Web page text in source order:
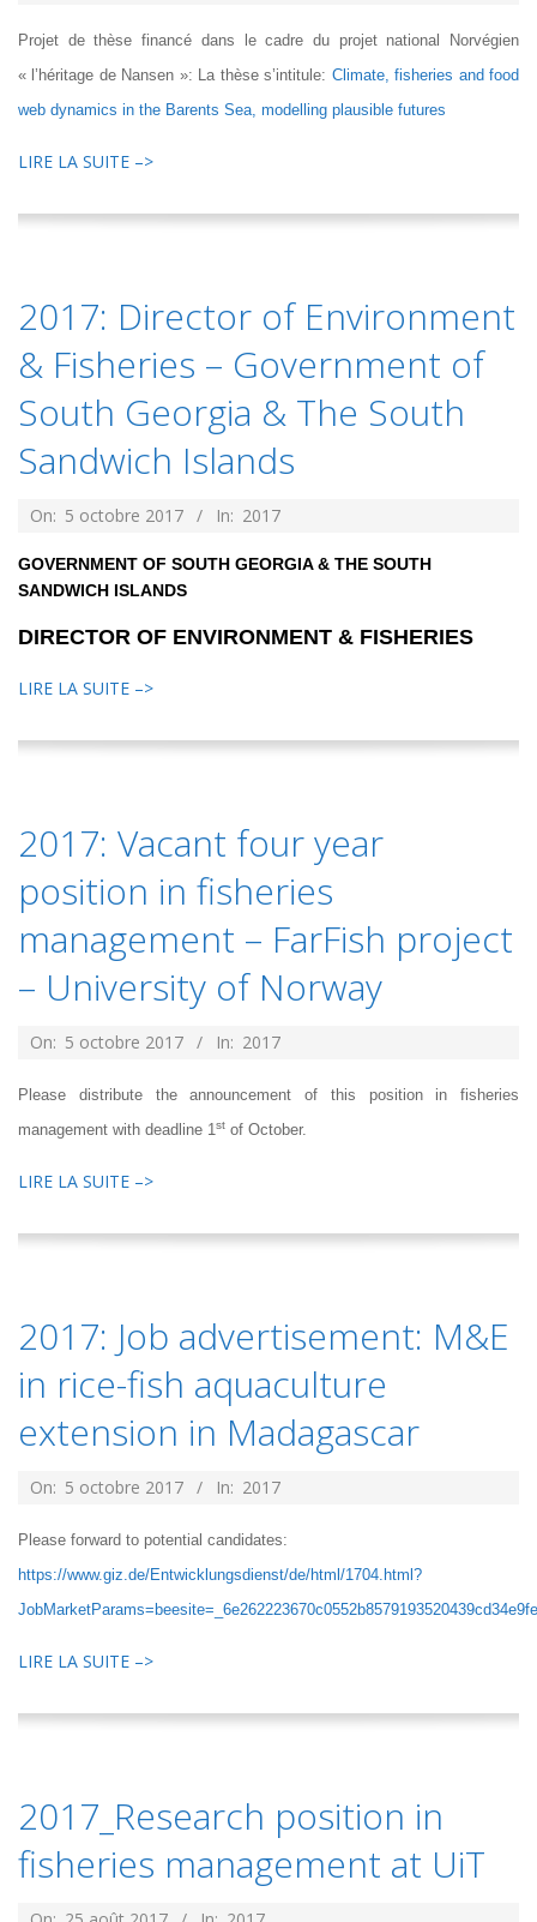
05
Projet de thèse financé dans le cadre du projet national Norvégien
« l’héritage de Nansen »: La thèse s’intitule: Climate, fisheries and food
web dynamics in the Barents Sea, modelling plausible futures
LIRE LA SUITE –>
2017: Director of Environment
& Fisheries – Government of
South Georgia & The South
Sandwich Islands
2017-
05
On: 5 octobre 2017 In: 2017
GOVERNMENT OF SOUTH GEORGIA & THE SOUTH
SANDWICH ISLANDS
DIRECTOR OF ENVIRONMENT & FISHERIES
LIRE LA SUITE –>
2017: Vacant four year
position in fisheries
management – FarFish project
– University of Norway
2017-
05
On: 5 octobre 2017 In: 2017
Please distribute the announcement of this position in fisheries
management with deadline 1st of October.
LIRE LA SUITE –>
2017: Job advertisement: M&E
in rice-fish aquaculture
extension in Madagascar
2017-
05
On: 5 octobre 2017 In: 2017
Please forward to potential candidates:
https://www.giz.de/Entwicklungsdienst/de/html/1704.html?
LIRE LA SUITE –>
2017_Research position in
fisheries management at UiT